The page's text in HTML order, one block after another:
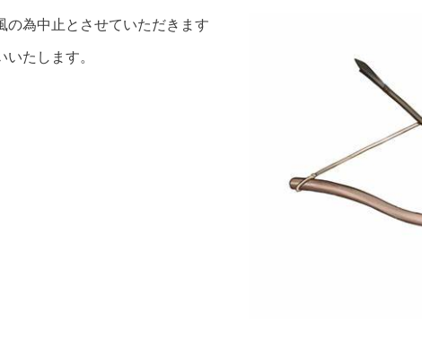
の為中止とさせていただきます
たします。